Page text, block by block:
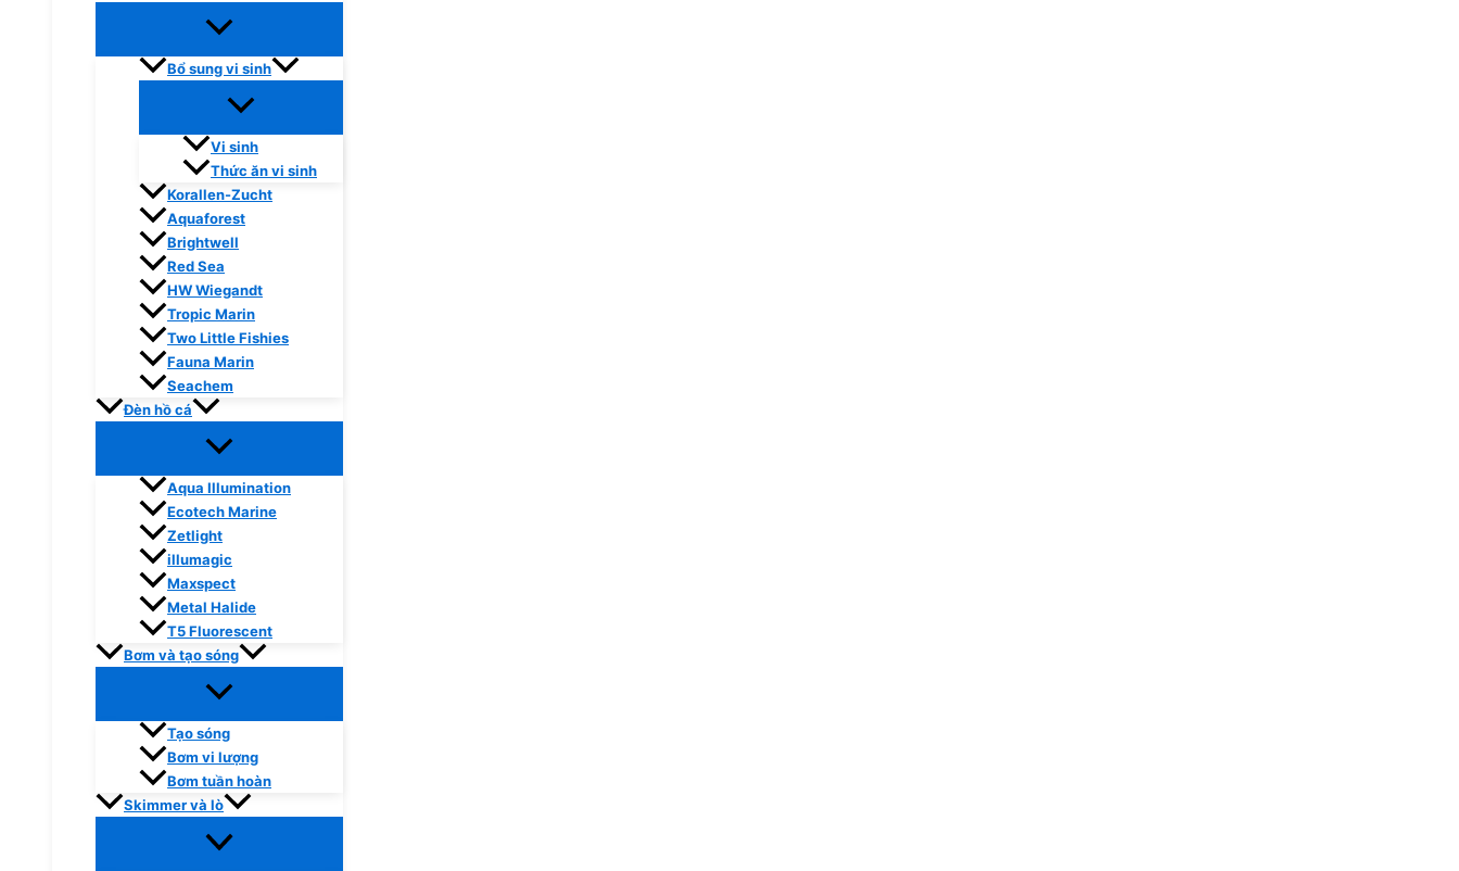
Bổ sung vi sinh
Vi sinh
Thức ăn vi sinh
Korallen-Zucht
Aquaforest
Brightwell
Red Sea
HW Wiegandt
Tropic Marin
Two Little Fishies
Fauna Marin
Seachem
Đèn hồ cá
Aqua Illumination
Ecotech Marine
Zetlight
illumagic
Maxspect
Metal Halide
T5 Fluorescent
Bơm và tạo sóng
Tạo sóng
Bơm vi lượng
Bơm tuần hoàn
Skimmer và lò